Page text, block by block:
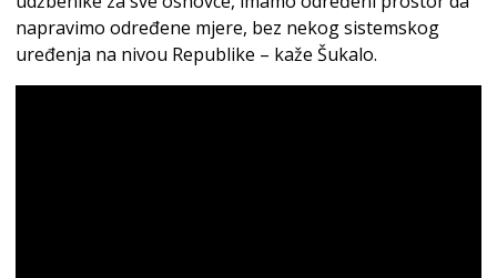
napravimo određene mjere, bez nekog sistemskog
uređenja na nivou Republike – kaže Šukalo.